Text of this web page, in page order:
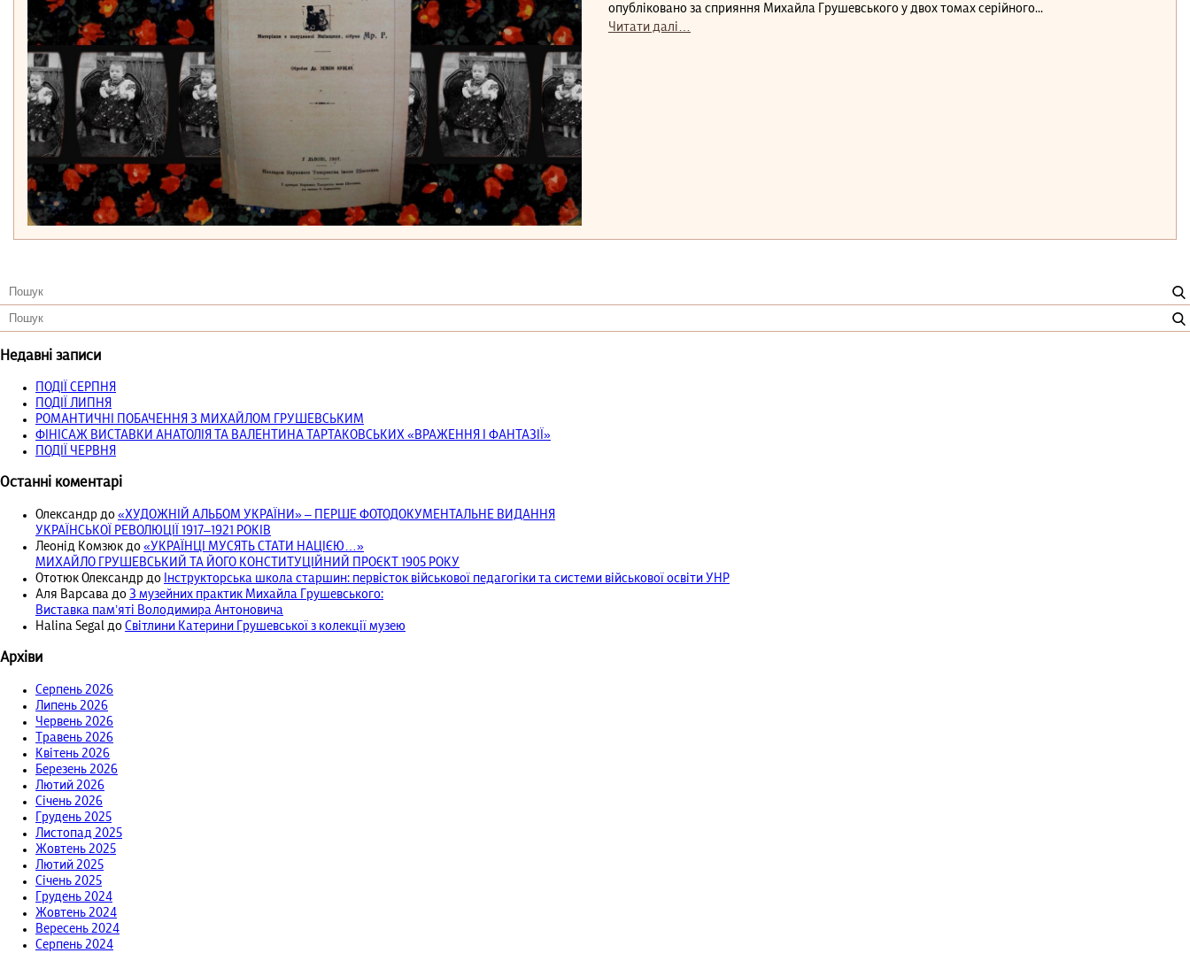
опубліковано за сприяння Михайла Грушевського у двох томах серійного...
Читати далі…
Недавні записи
ПОДІЇ СЕРПНЯ
ПОДІЇ ЛИПНЯ
РОМАНТИЧНІ ПОБАЧЕННЯ З МИХАЙЛОМ ГРУШЕВСЬКИМ
ФІНІСАЖ ВИСТАВКИ АНАТОЛІЯ ТА ВАЛЕНТИНА ТАРТАКОВСЬКИХ «ВРАЖЕННЯ І ФАНТАЗІЇ»
ПОДІЇ ЧЕРВНЯ
Останні коментарі
Олександр до «ХУДОЖНІЙ АЛЬБОМ УКРАЇНИ» – ПЕРШЕ ФОТОДОКУМЕНТАЛЬНЕ ВИДАННЯ
УКРАЇНСЬКОЇ РЕВОЛЮЦІЇ 1917‒1921 РОКІВ
Леонід Комзюк до «УКРАЇНЦІ МУСЯТЬ СТАТИ НАЦІЄЮ…»
МИХАЙЛО ГРУШЕВСЬКИЙ ТА ЙОГО КОНСТИТУЦІЙНИЙ ПРОЄКТ 1905 РОКУ
Ототюк Олександр до Інструкторська школа старшин: первісток військової педагогіки та системи військової освіти УНР
Аля Варсава до З музейних практик Михайла Грушевського:
Виставка пам’яті Володимира Антоновича
Halina Segal
до Світлини Катерини Грушевської з колекції музею
Архіви
Серпень 2026
Липень 2026
Червень 2026
Травень 2026
Квітень 2026
Березень 2026
Лютий 2026
Січень 2026
Грудень 2025
Листопад 2025
Жовтень 2025
Лютий 2025
Січень 2025
Грудень 2024
Жовтень 2024
Вересень 2024
Серпень 2024